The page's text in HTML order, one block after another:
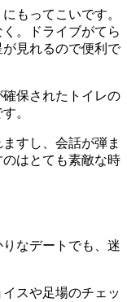
もってこいです。
。ドライブがてら
見れるので便利で
保されたトイレの
。
すし、会話が弾ま
はとても素敵な時
なデートでも、迷
スや足場のチェッ